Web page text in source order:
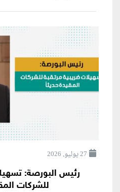
27 يوليو, 2026
رئيس البورصة:
للشركات